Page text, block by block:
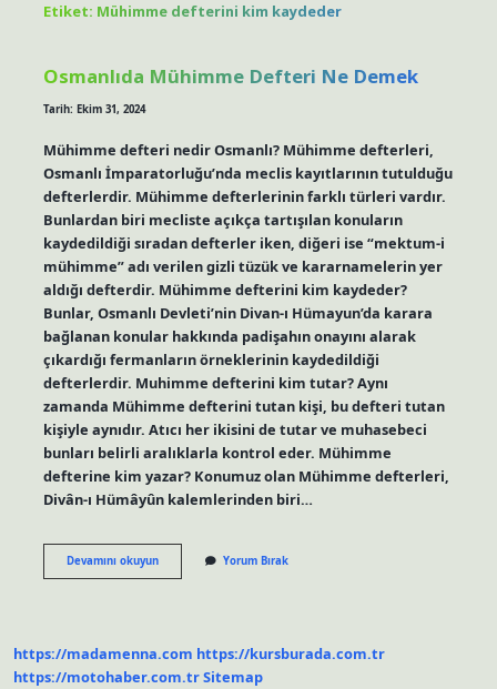
Etiket: Mühimme defterini kim kaydeder
Osmanlıda Mühimme Defteri Ne Demek
Tarih: Ekim 31, 2024
Mühimme defteri nedir Osmanlı? Mühimme defterleri,
Osmanlı İmparatorluğu’nda meclis kayıtlarının tutulduğu
defterlerdir. Mühimme defterlerinin farklı türleri vardır.
Bunlardan biri mecliste açıkça tartışılan konuların
kaydedildiği sıradan defterler iken, diğeri ise “mektum-i
mühimme” adı verilen gizli tüzük ve kararnamelerin yer
aldığı defterdir. Mühimme defterini kim kaydeder?
Bunlar, Osmanlı Devleti’nin Divan-ı Hümayun’da karara
bağlanan konular hakkında padişahın onayını alarak
çıkardığı fermanların örneklerinin kaydedildiği
defterlerdir. Muhimme defterini kim tutar? Aynı
zamanda Mühimme defterini tutan kişi, bu defteri tutan
kişiyle aynıdır. Atıcı her ikisini de tutar ve muhasebeci
bunları belirli aralıklarla kontrol eder. Mühimme
defterine kim yazar? Konumuz olan Mühimme defterleri,
Divân-ı Hümâyûn kalemlerinden biri…
Devamını okuyunOsmanlıda
Mühimme
Yorum Bırak
https://madamenna.com https://kursburada.com.tr
https://motohaber.com.trSitemap